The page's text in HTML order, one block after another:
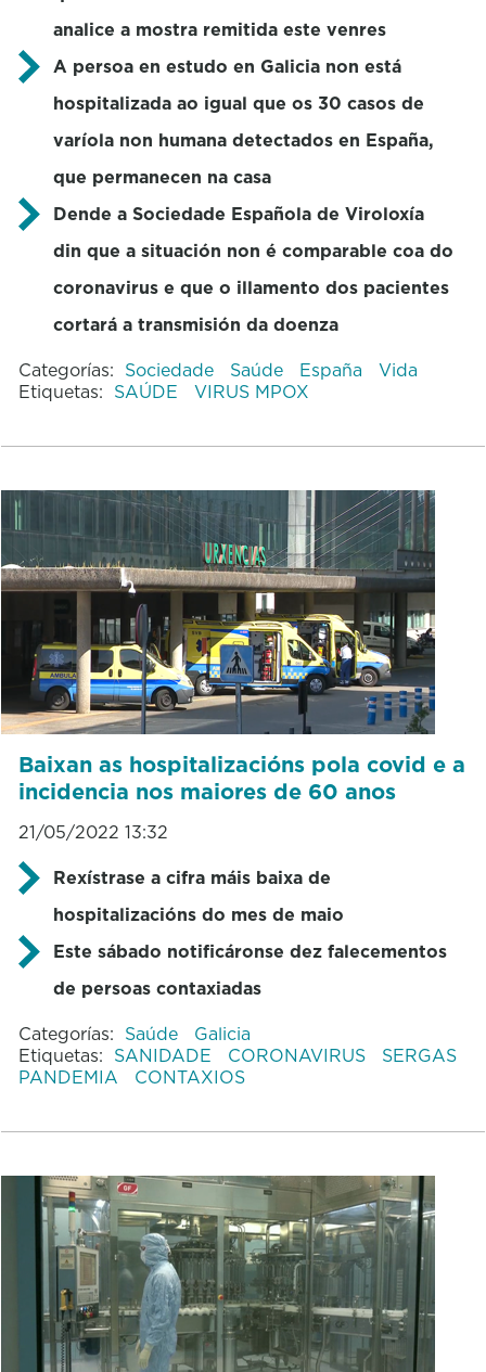
analice a mostra remitida este venres
A persoa en estudo en Galicia non está
hospitalizada ao igual que os 30 casos de
varíola non humana detectados en España,
que permanecen na casa
Dende a Sociedade Española de Viroloxía
din que a situación non é comparable coa do
coronavirus e que o illamento dos pacientes
cortará a transmisión da doenza
Categorías: Sociedade Saúde España
Vida
Etiquetas: SAÚDE VIRUS MPOX
Baixan as hospitalizacións pola covid e a
incidencia nos maiores de 60 anos
21/05/2022 13:32
Rexístrase a cifra máis baixa de
hospitalizacións do mes de maio
Este sábado notificáronse dez falecementos
de persoas contaxiadas
Categorías: Saúde
Galicia
Etiquetas: SANIDADE CORONAVIRUS
SERGAS
PANDEMIA
CONTAXIOS